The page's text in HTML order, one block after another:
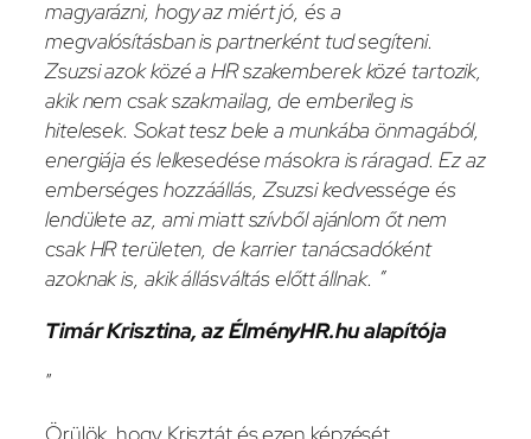
magyarázni, hogy az miért jó, és a
megvalósításban is partnerként tud segíteni.
Zsuzsi azok közé a HR szakemberek közé tartozik,
akik nem csak szakmailag, de emberileg is
hitelesek. Sokat tesz bele a munkába önmagából,
energiája és lelkesedése másokra is ráragad. Ez az
emberséges hozzáállás, Zsuzsi kedvessége és
lendülete az, ami miatt szívből ajánlom őt nem
csak HR területen, de karrier tanácsadóként
azoknak is, akik állásváltás előtt állnak. ”
Timár Krisztina, az ÉlményHR.hu alapítója
”